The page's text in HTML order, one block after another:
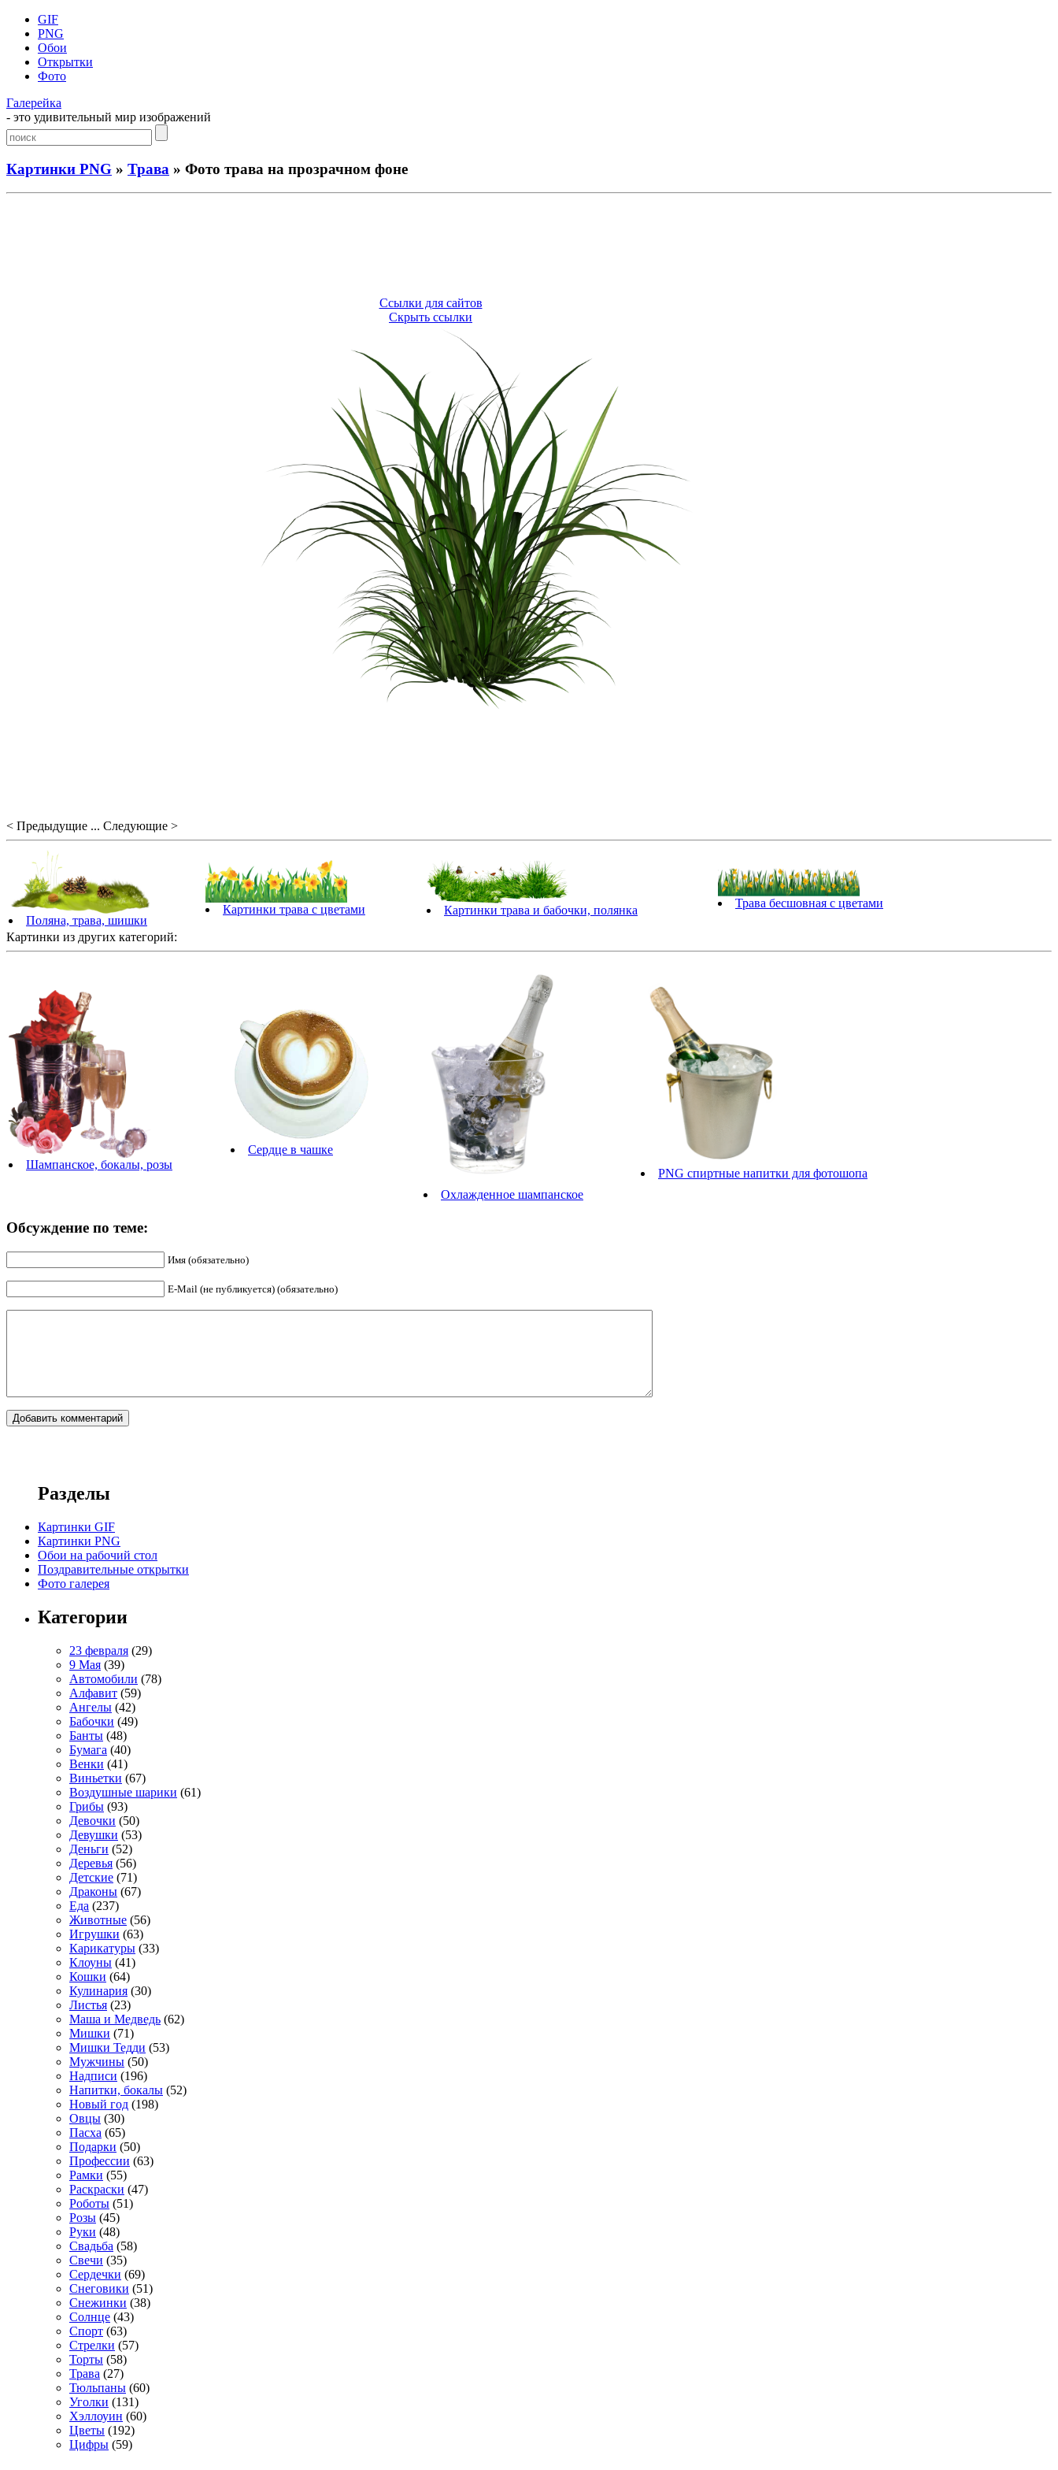
GIF
PNG
Обои
Открытки
Фото
Галерейка
- это удивительный мир изображений
Картинки PNG » Трава » Фото трава на прозрачном фоне
Ссылки для сайтов
Скрыть ссылки
< Предыдущие ... Следующие >
Поляна, трава, шишки
Картинки трава с цветами Картинки трава и бабочки, полянка
Трава бесшовная с цветами
Картинки из других категорий:
Шампанское, бокалы, розы
Сердце в чашке
Охлажденное шампанское
PNG спиртные напитки для фотошопа
Обсуждение по теме:
Имя (обязательно)
E-Mail (не публикуется) (обязательно)
Разделы
Картинки GIF
Картинки PNG
Обои на рабочий стол
Поздравительные открытки
Фото галерея
Категории
23 февраля (29)
9 Мая (39)
Автомобили (78)
Алфавит (59)
Ангелы (42)
Бабочки (49)
Банты (48)
Бумага (40)
Венки (41)
Виньетки (67)
Воздушные шарики (61)
Грибы (93)
Девочки (50)
Девушки (53)
Деньги (52)
Деревья (56)
Детские (71)
Драконы (67)
Еда (237)
Животные (56)
Игрушки (63)
Карикатуры (33)
Клоуны (41)
Кошки (64)
Кулинария (30)
Листья (23)
Маша и Медведь (62)
Мишки (71)
Мишки Тедди (53)
Мужчины (50)
Надписи (196)
Напитки, бокалы (52)
Новый год (198)
Овцы (30)
Пасха (65)
Подарки (50)
Профессии (63)
Рамки (55)
Раскраски (47)
Роботы (51)
Розы (45)
Руки (48)
Свадьба (58)
Свечи (35)
Сердечки (69)
Снеговики (51)
Снежинки (38)
Солнце (43)
Спорт (63)
Стрелки (57)
Торты (58)
Трава (27)
Тюльпаны (60)
Уголки (131)
Хэллоуин (60)
Цветы (192)
Цифры (59)